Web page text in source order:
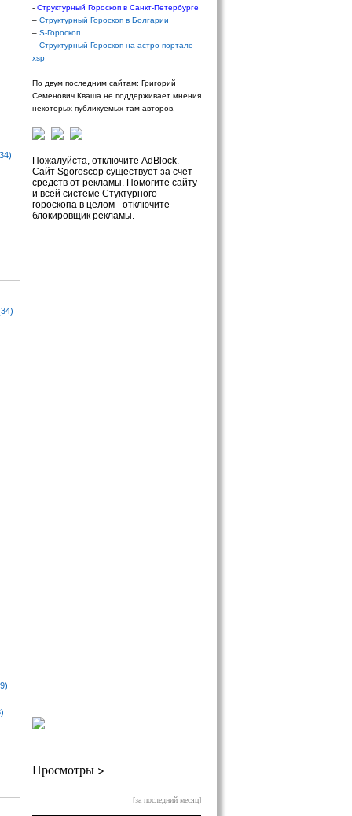
- Структурный Гороскоп в Санкт-Петербурге
– Структурный Гороскоп в Болгарии
– S-Гороскоп
– Структурный Гороскоп на астро-портале
xsp
По двум последним сайтам: Григорий
Семенович Кваша не поддерживает мнения
некоторых публикуемых там авторов.
Пожалуйста, отключите AdBlock.
Сайт Sgoroscop существует за счет
средств от рекламы. Помогите сайту
и всей системе Стуктурного
гороскопа в целом - отключите
блокировщик рекламы.
Просмотры >
[за последний месяц]